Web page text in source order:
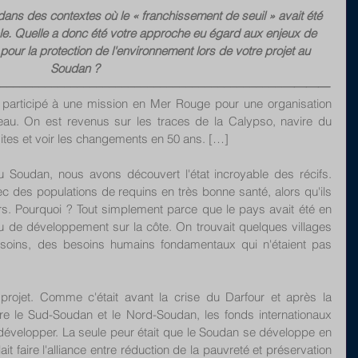
des contextes où le « franchissement de seuil » avait été
Quelle a donc été votre approche eu égard aux enjeux de
la protection de l'environnement lors de votre projet au
Soudan ?
à une mission en Mer Rouge pour une organisation
On est revenus sur les traces de la Calypso, navire du
et voir les changements en 50 ans. […]
Soudan, nous avons découvert l'état incroyable des récifs.
des populations de requins en très bonne santé, alors qu'ils
Pourquoi ? Tout simplement parce que le pays avait été en
développement sur la côte. On trouvait quelques villages
des besoins humains fondamentaux qui n'étaient pas
Comme c'était avant la crise du Darfour et après la
le Sud-Soudan et le Nord-Soudan, les fonds internationaux
La seule peur était que le Soudan se développe en
faire l'alliance entre réduction de la pauvreté et préservation